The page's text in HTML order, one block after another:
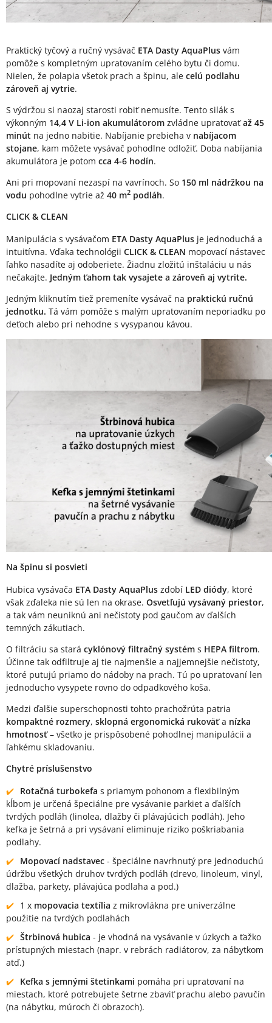
Praktický tyčový a ručný vysávač ETA Dasty AquaPlus vám
pomôže s kompletným upratovaním celého bytu či domu.
Nielen, že polapia všetok prach a špinu, ale celú podlahu
zároveň aj vytrie.
S výdržou si naozaj starosti robiť nemusíte. Tento silák s
výkonným 14,4 V Li-ion akumulátorom zvládne upratovaťaž 45
minút na jedno nabitie. Nabíjanie prebieha v nabíjacom
stojane, kam môžete vysávač pohodlne odložiť. Doba nabíjania
akumulátora je potom cca 4-6 hodín.
Ani pri mopovaní nezaspí na vavrínoch. So 150 ml nádržkou na
vodu pohodlne vytrie až 40 m2 podláh.
CLICK & CLEAN
Manipulácia s vysávačom ETA Dasty AquaPlus je jednoduchá a
intuitívna. Vďaka technológii CLICK & CLEAN mopovací nástavec
ľahko nasadíte aj odoberiete. Žiadnu zložitú inštaláciu u nás
nečakajte. Jedným ťahom tak vysajete a zároveň aj vytrite.
Jedným kliknutím tiež premeníte vysávač na praktickú ručnú
jednotku. Tá vám pomôže s malým upratovaním neporiadku po
deťoch alebo pri nehodne s vysypanou kávou.
Na špinu si posvieti
Hubica vysávača ETA Dasty AquaPlus zdobí LED diódy, ktoré
však zďaleka nie sú len na okrase. Osvetľujú vysávaný priestor,
a tak vám neuniknú ani nečistoty pod gaučom av ďalších
temných zákutiach.
O filtráciu sa stará cyklónový filtračný systém s HEPA filtrom.
Účinne tak odfiltruje aj tie najmenšie a najjemnejšie nečistoty,
ktoré putujú priamo do nádoby na prach. Tú po upratovaní len
jednoducho vysypete rovno do odpadkového koša.
Medzi ďalšie superschopnosti tohto prachožrúta patria
kompaktné rozmery, sklopná ergonomická rukoväťa nízka
hmotnosť– všetko je prispôsobené pohodlnej manipulácii a
ľahkému skladovaniu.
Chytré príslušenstvo
Rotačná turbokefa s priamym pohonom a flexibilným
kĺbom je určená špeciálne pre vysávanie parkiet a ďalších
tvrdých podláh (linolea, dlažby či plávajúcich podláh). Jeho
kefka je šetrná a pri vysávaní eliminuje riziko poškriabania
podlahy.
Mopovací nadstavec - špeciálne navrhnutý pre jednoduchú
údržbu všetkých druhov tvrdých podláh (drevo, linoleum, vinyl,
dlažba, parkety, plávajúca podlaha a pod.)
1 x mopovacia textília z mikrovlákna pre univerzálne
použitie na tvrdých podlahách
Štrbinová hubica - je vhodná na vysávanie v úzkych a ťažko
prístupných miestach (napr. v rebrách radiátorov, za nábytkom
atď.)
Kefka s jemnými štetinkami pomáha pri upratovaní na
miestach, ktoré potrebujete šetrne zbaviť prachu alebo pavučín
(na nábytku, múroch či obrazoch).